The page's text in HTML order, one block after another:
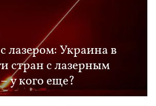
лазером: Украина в
стран с лазерным
у кого еще?